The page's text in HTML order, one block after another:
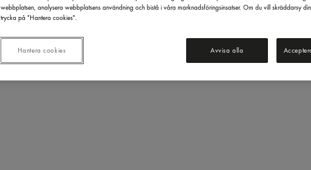
webbplatsen, analysera webbplatsens användning och bistå i våra marknadsföringsinsatser. Om du vill skräddarsy
trycka på "Hantera cookies".
Avvisa alla
Hantera cookies